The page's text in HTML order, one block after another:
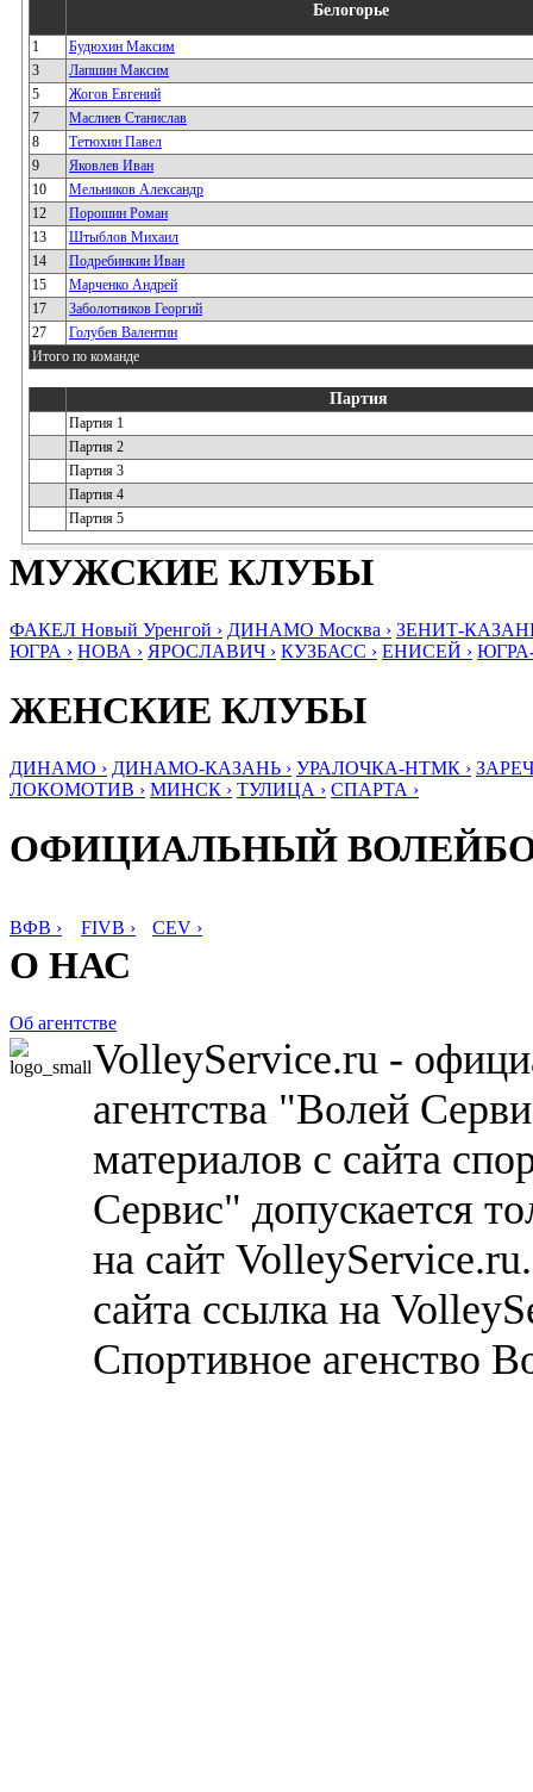
Белогорье
1
Будюхин Максим
3
Лапшин Максим
5
Жогов Евгений
7
Маслиев Станислав
8
Тетюхин Павел
9
Яковлев Иван
10
Мельников Александр
12
Порошин Роман
13
Штыблов Михаил
14
Подребинкин Иван
15
Марченко Андрей
17
Заболотников Георгий
27
Голубев Валентин
Итого по команде
Партия
Партия 1
Партия 2
Партия 3
Партия 4
Партия 5
МУЖСКИЕ КЛУБЫ
ФАКЕЛ Новый Уренгой › ДИНАМО Москва › ЗЕНИТ-
ЮГРА › НОВА › ЯРОСЛАВИЧ › КУЗБАСС › ЕНИСЕЙ ›
ЖЕНСКИЕ КЛУБЫ
ДИНАМО › ДИНАМО-КАЗАНЬ › УРАЛОЧКА-НТМК ›
ЛОКОМОТИВ › МИНСК › ТУЛИЦА › СПАРТА ›
ОФИЦИАЛЬНЫЙ
ВФВ › FIVB › CEV ›
О НАС
Об агентстве
VolleyService.ru -
агентства "Волей
материалов с сайта
Сервис" допускается
на сайт
сайта ссылка на
Спортивное агенство